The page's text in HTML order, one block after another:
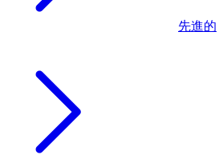
先進的